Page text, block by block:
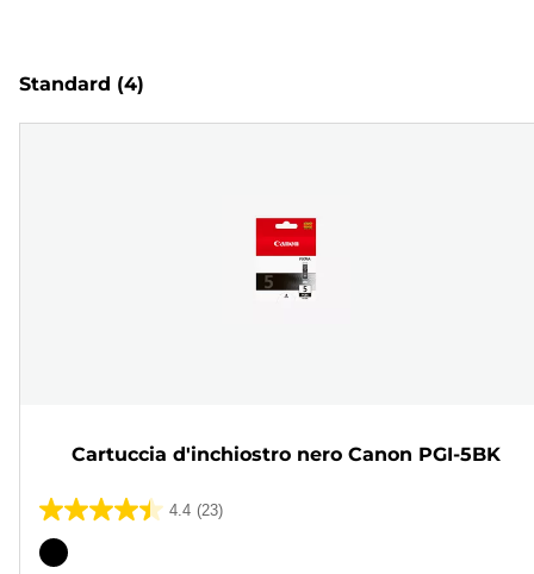
Standard (4)
Cartuccia d'inchiostro nero Canon PGI-5BK
4.4 (23)
4.4
su
Cartuccia